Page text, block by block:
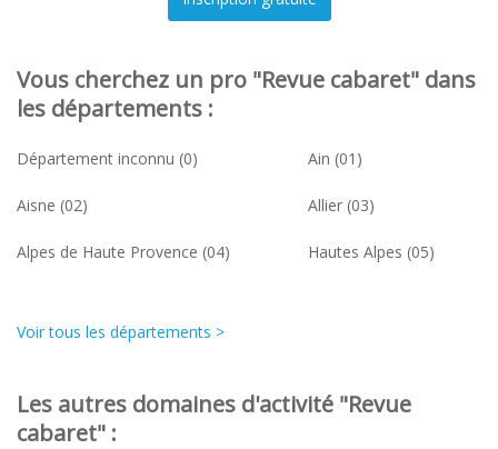
Vous cherchez un pro "Revue cabaret" dans
les départements :
Département inconnu (0) Ain (01)
Aisne (02) Allier (03)
Alpes de Haute Provence (04) Hautes Alpes (05)
Voir tous les départements >
Les autres domaines d'activité "Revue
cabaret" :